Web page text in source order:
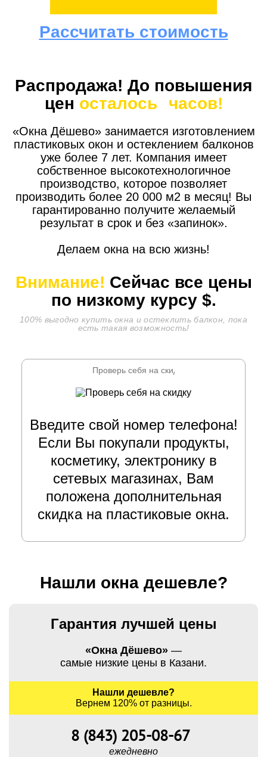
Рассчитать стоимость
Распродажа! До повышения
цен осталось часов!
«Окна Дёшево» занимается изготовлением
пластиковых окон и остеклением балконов
уже более 7 лет. Компания имеет
собственное высокотехнологичное
производство, которое позволяет
производить более 20 000 м2 в месяц! Вы
гарантированно получите желаемый
результат в срок и без «запинок».
Делаем окна на всю жизнь!
Внимание! Сейчас все цены
по низкому курсу $.
100% выгодно купить окна и остеклить балкон, пока
есть такая возможность!
Введите свой номер телефона!
Если Вы покупали продукты,
косметику, электронику в
сетевых магазинах, Вам
положена дополнительная
скидка на пластиковые окна.
Нашли окна дешевле?
Гарантия лучшей цены
«Окна Дёшево» —
самые низкие цены в Казани.
Нашли дешевле?
Вернем 120% от разницы.
8 (843) 205-08-67
ежедневно